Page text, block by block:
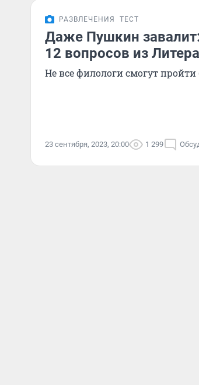
РАЗВЛЕЧЕНИЯ ТЕСТ
Даже Пушкин
12 вопросов из
Не все филологи смогут
23 сентября, 2023, 20:00 1 299